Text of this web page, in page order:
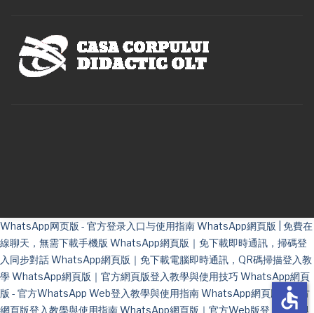
WhatsApp网页版 - 官方登录入口与使用指南WhatsApp網頁版 | 免費在
線聊天，無需下載手機版 WhatsApp網頁版｜免下載即時通訊，掃碼登
入同步對話WhatsApp網頁版｜免下載電腦即時通訊，QR碼掃描登入教
學WhatsApp網頁版｜官方網頁版登入教學與使用技巧WhatsApp網頁
版 - 官方WhatsApp Web登入教學與使用指南WhatsApp網頁版｜官方
網頁版登入教學與使用指南WhatsApp網頁版｜官方Web版登入教學與
accessible